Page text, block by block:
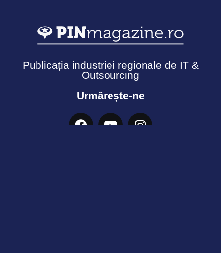
Publicația industriei regionale de IT &
Outsourcing
Urmărește-ne